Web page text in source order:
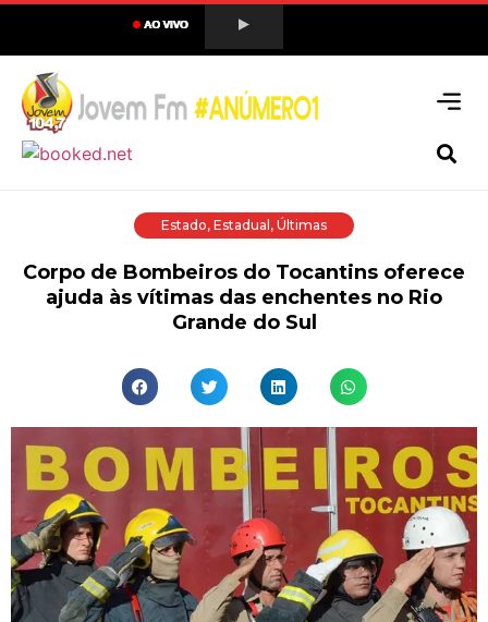
Estado, Estadual , Últimas
Corpo de Bombeiros do Tocantins oferece
ajuda às vítimas das enchentes no Rio
Grande do Sul